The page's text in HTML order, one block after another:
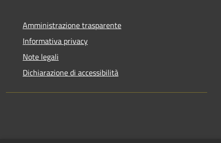
Amministrazione trasparente
Informativa privacy
Note legali
Dichiarazione di accessibilità